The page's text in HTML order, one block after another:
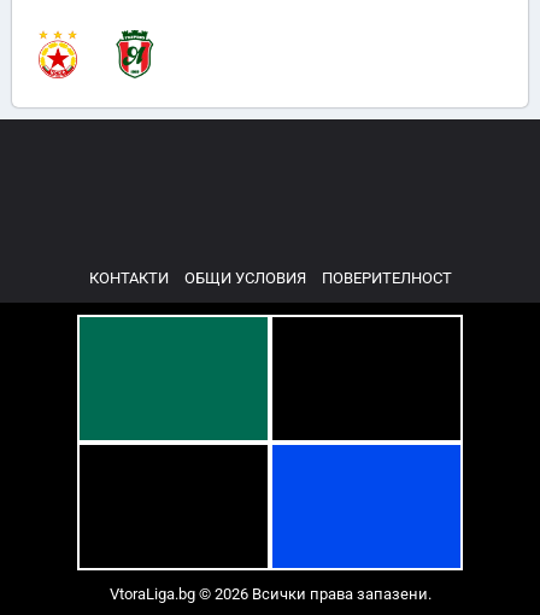
КОНТАКТИ ОБЩИ УСЛОВИЯ ПОВЕРИТЕЛНОСТ
VtoraLiga.bg © 2026 Всички права запазени.